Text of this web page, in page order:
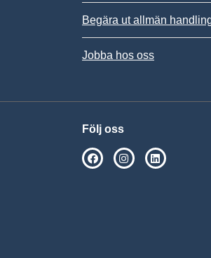
Begära ut allmän
Jobba hos oss
Följ oss
SPSM på Facebook
SPSM på